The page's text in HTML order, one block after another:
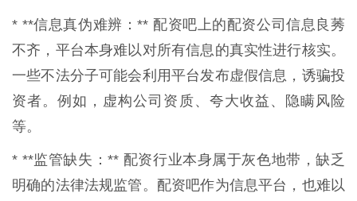
* **信息真伪难辨：** 配资吧上的配资公司信息良莠
不齐，平台本身难以对所有信息的真实性进行核实。
一些不法分子可能会利用平台发布虚假信息，诱骗投
资者。例如，虚构公司资质、夸大收益、隐瞒风险
等。
* **监管缺失：** 配资行业本身属于灰色地带，缺乏
明确的法律法规监管。配资吧作为信息平台，也难以